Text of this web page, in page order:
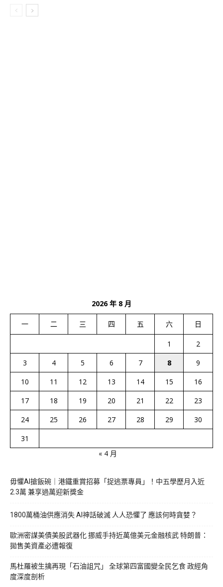
2026 年 8 月
一 二 三 四 五 六 日
1
2
3
4 5 6 7 8
9
10
11 12 13 14 15
16
17
18 19 20 21 22
23
24
25 26 27 28 29
30
31
« 4 月
毋懼AI搶飯碗｜港鐵重賞招募「捉逃票專員」！中五學歷月入近
2.3萬 兼享過萬迎新獎金
1800萬桶油供應消失 AI神話破滅 人人恐懼了 應該何時貪婪？
歐洲密謀美債美股武器化 挪威手持近萬億美元金融核武 特朗普：
拋售美資產必遭報復
馬杜羅被生擒再現「石油詛咒」 全球第四富國變全民乞食 政經角
度深度剖析